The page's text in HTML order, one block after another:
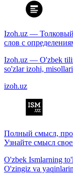
Izoh.uz — Толковый
слов с
Izoh.uz — O'zbek
so'zlar izohi,
izoh.uz
Полный смысл,
Узнайте смысл
O'zbek Ismlarning
O'zingiz va